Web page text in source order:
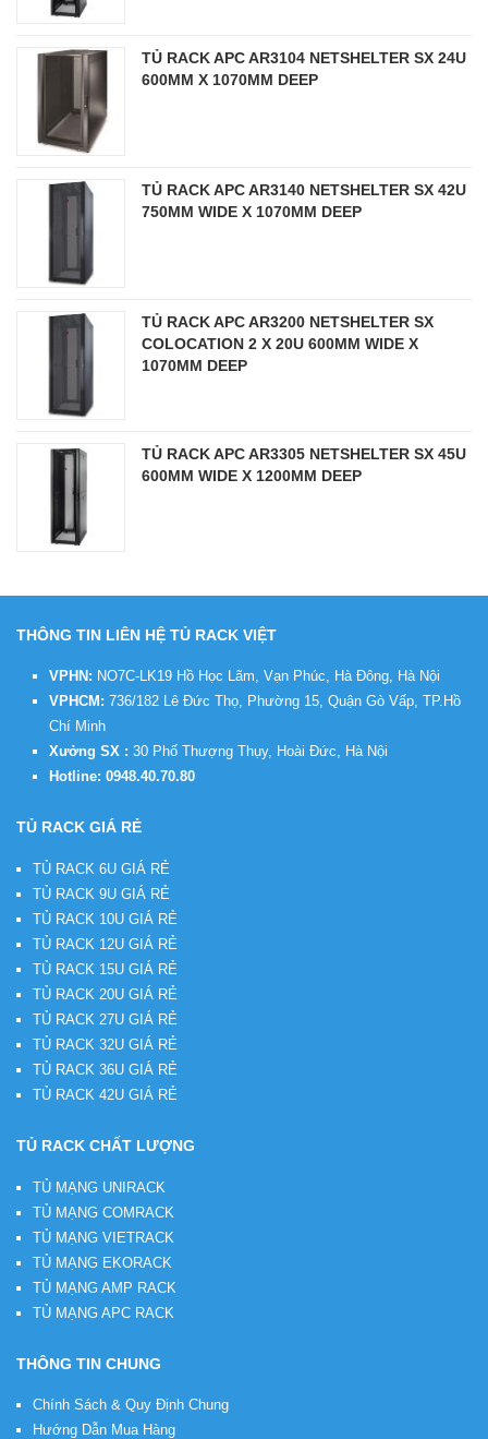
TỦ RACK APC AR3104 NETSHELTER SX 24U
600MM X 1070MM DEEP
TỦ RACK APC AR3140 NETSHELTER SX 42U
750MM WIDE X 1070MM DEEP
TỦ RACK APC AR3200 NETSHELTER SX
COLOCATION 2 X 20U 600MM WIDE X
1070MM DEEP
TỦ RACK APC AR3305 NETSHELTER SX 45U
600MM WIDE X 1200MM DEEP
THÔNG TIN LIÊN HỆ TỦ RACK VIỆT
VPHN: NO7C-LK19 Hồ Học Lãm, Vạn Phúc, Hà Đông, Hà Nội
VPHCM: 736/182 Lê Đức Thọ, Phường 15, Quận Gò Vấp, TP.Hồ
Chí Minh
Xưởng SX : 30 Phố Thượng Thụy, Hoài Đức, Hà Nội
Hotline: 0948.40.70.80
TỦ RACK GIÁ RẺ
TỦ RACK 6U GIÁ RẺ
TỦ RACK 9U GIÁ RẺ
TỦ RACK 10U GIÁ RẺ
TỦ RACK 12U GIÁ RẺ
TỦ RACK 15U GIÁ RẺ
TỦ RACK 20U GIÁ RẺ
TỦ RACK 27U GIÁ RẺ
TỦ RACK 32U GIÁ RẺ
TỦ RACK 36U GIÁ RẺ
TỦ RACK 42U GIÁ RẺ
TỦ RACK CHẤT LƯỢNG
TỦ MẠNG UNIRACK
TỦ MẠNG COMRACK
TỦ MẠNG VIETRACK
TỦ MẠNG EKORACK
TỦ MẠNG AMP RACK
TỦ MẠNG APC RACK
THÔNG TIN CHUNG
Chính Sách & Quy Định Chung
Hướng Dẫn Mua Hàng